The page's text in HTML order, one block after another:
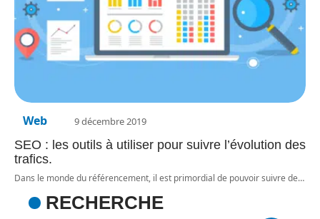
Web 9 décembre 2019
SEO : les outils à utiliser pour suivre l’évolution des
trafics.
Dans le monde du référencement, il est primordial de pouvoir suivre de…
RECHERCHE